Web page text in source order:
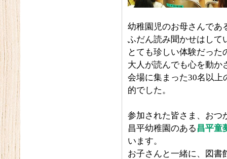
幼稚園児のお母さんであ
ふだん読み聞かせはして
とても珍しい体験だった
大人が読んでも心を動か
会場に集まった30名以
的でした。
参加された皆さま、おつ
昌平幼稚園のある 昌平童
います。
お子さんと一緒に、図書